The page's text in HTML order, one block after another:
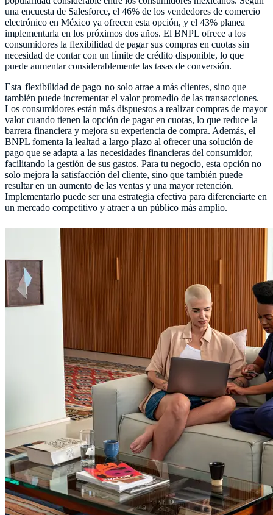
una encuesta de Salesforce, el 46% de los vendedores de comercio
electrónico en México ya ofrecen esta opción, y el 43% planea
implementarla en los próximos dos años. El BNPL ofrece a los
consumidores la flexibilidad de pagar sus compras en cuotas sin
necesidad de contar con un límite de crédito disponible, lo que
puede aumentar considerablemente las tasas de conversión.
Esta flexibilidad de pago no solo atrae a más clientes, sino que
también puede incrementar el valor promedio de las transacciones.
Los consumidores están más dispuestos a realizar compras de mayor
valor cuando tienen la opción de pagar en cuotas, lo que reduce la
barrera financiera y mejora su experiencia de compra. Además, el
BNPL fomenta la lealtad a largo plazo al ofrecer una solución de
pago que se adapta a las necesidades financieras del consumidor,
facilitando la gestión de sus gastos. Para tu negocio, esta opción no
solo mejora la satisfacción del cliente, sino que también puede
resultar en un aumento de las ventas y una mayor retención.
Implementarlo puede ser una estrategia efectiva para diferenciarte en
un mercado competitivo y atraer a un público más amplio.